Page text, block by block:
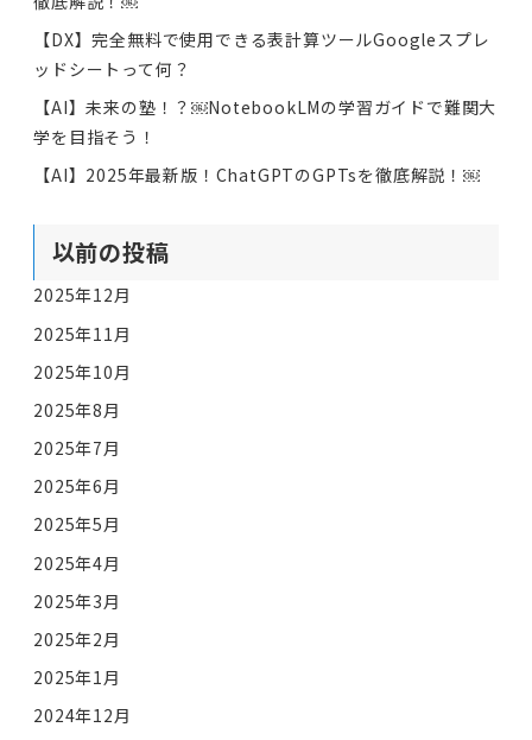
【DX】完全無料で使用できる表計算ツールGoogleスプレ
ッドシートって何？
【AI】未来の塾！？￼NotebookLMの学習ガイドで難関大
学を目指そう！
【AI】2025年最新版！ChatGPTのGPTsを徹底解説！￼
以前の投稿
2025年12月
2025年11月
2025年10月
2025年8月
2025年7月
2025年6月
2025年5月
2025年4月
2025年3月
2025年2月
2025年1月
2024年12月